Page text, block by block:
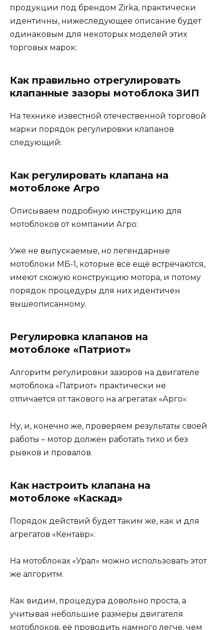
продукции под брендом Zirka, практически
идентичны, нижеследующее описание будет
одинаковым для некоторых моделей этих
торговых марок:
Как правильно отрегулировать
клапанные зазоры мотоблока ЗИП
На технике известной отечественной торговой
марки порядок регулировки клапанов
следующий:
Как регулировать клапана на
мотоблоке Агро
Описываем подробную инструкцию для
мотоблоков от компании Агро:
Уже не выпускаемые, но легендарные
мотоблоки МБ-1, которые всё ещё встречаются,
имеют схожую конструкцию мотора, и потому
порядок процедуры для них идентичен
вышеописанному.
Регулировка клапанов на
мотоблоке «Патриот»
Алгоритм регулировки зазоров на двигателе
мотоблока «Патриот» практически не
отличается от такового на агрегатах «Арго»:
Ну, и, конечно же, проверяем результаты своей
работы – мотор должен работать тихо и без
рывков и провалов.
Как настроить клапана на
мотоблоке «Каскад»
Порядок действий будет таким же, как и для
агрегатов «Кентавр»:
На мотоблоках «Урал» можно использовать этот
же алгоритм.
Как видим, процедура довольно проста, а
учитывая небольшие размеры двигателя
мотоблоков, её проводить намного легче, чем